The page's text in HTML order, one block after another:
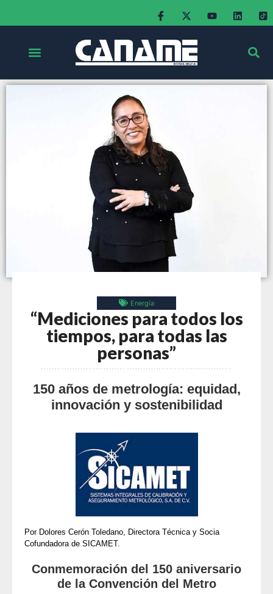
Energía
“Mediciones para todos los
tiempos, para todas las
personas”
150 años de metrología: equidad,
innovación y sostenibilidad
Por Dolores Cerón Toledano, Directora Técnica y Socia
Cofundadora de SICAMET.
Conmemoración del 150 aniversario
de la Convención del Metro